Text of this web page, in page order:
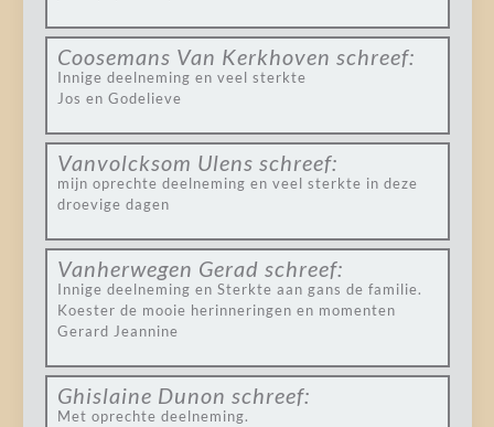
Coosemans Van Kerkhoven schreef:
Innige deelneming en veel sterkte
Jos en Godelieve
Vanvolcksom Ulens schreef:
mijn oprechte deelneming en veel sterkte in deze
droevige dagen
Vanherwegen Gerad schreef:
Innige deelneming en Sterkte aan gans de familie.
Koester de mooie herinneringen en momenten
Gerard Jeannine
Ghislaine Dunon schreef:
Met oprechte deelneming.